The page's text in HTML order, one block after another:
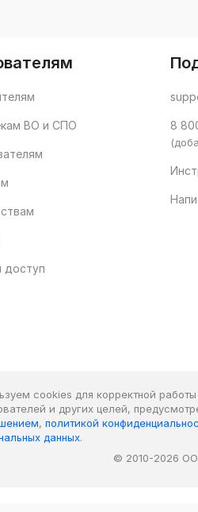
ВО и СПО
доступ
8
cookies для корректной
и других целей,
, политикой
данных.
© 2010-2026